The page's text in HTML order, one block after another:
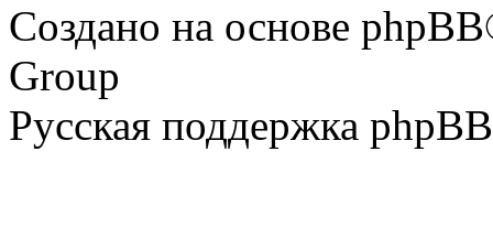
Создано на основе
Group
Русская поддержка phpBB